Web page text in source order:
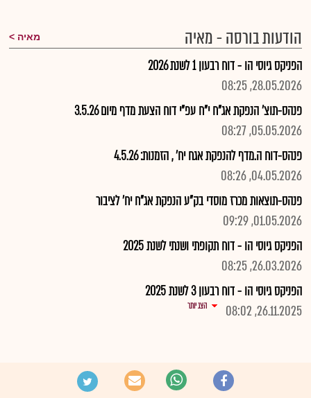
הודעות בורסה - מאיה מאיה
הפניקס גיוסי הו - דוח רבעון 1 לשנת 2026
28.05.2026, 08:25
פנהס-תוצ' הנפקת אג"ח י"ח עפ"י דוח הצעת מדף מיום 3.5.26
05.05.2026, 08:27
פנהס-דוח ה.מדף להנפקת אגח יח' , הזמנות: 4.5.26
04.05.2026, 08:26
פנהס-תוצאות מכרז מוסדי בק"ע הנפקת אג"ח יח' לציבור
01.05.2026, 09:29
הפניקס גיוסי הו - דוח תקופתי ושנתי לשנת 2025
26.03.2026, 08:25
הפניקס גיוסי הו - דוח רבעון 3 לשנת 2025
26.11.2025, 08:02
הצג יותר